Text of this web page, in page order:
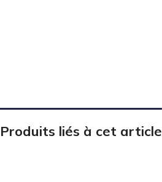
Produits liés à cet article